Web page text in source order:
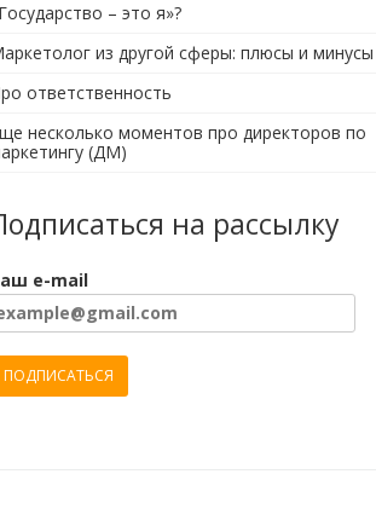
– это я»?
из другой сферы: плюсы и минусы
ответственность
несколько моментов про директоров по
(ДМ)
на рассылку
e-mail